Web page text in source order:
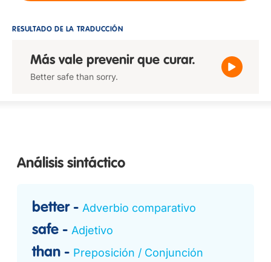
RESULTADO DE LA TRADUCCIÓN
Más vale prevenir que curar.
Better safe than sorry.
Análisis sintáctico
better Adverbio comparativo
safe Adjetivo
than
Preposición / Conjunción